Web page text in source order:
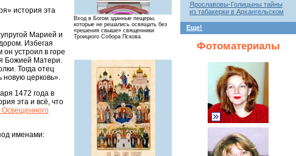
Вход в Богом зданные пещеры,
которые не решались освящать без
«решения свыше» священники
Троицкого Собора Пскова
история эта
Марией и
Избегая
устроил в горе
Божией Матери.
Тогда отец
новую церковь».
1472 года в
эта и всё, что
Освещенного
именами:
Ярославовы-Голицыны тайны
из табакерки в Архангельском
Еще!
Фотоматериалы